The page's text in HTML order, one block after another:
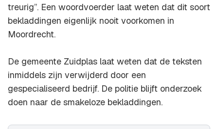
treurig”. Een woordvoerder laat weten dat dit soort
bekladdingen eigenlijk nooit voorkomen in
Moordrecht.
De gemeente Zuidplas laat weten dat de teksten
inmiddels zijn verwijderd door een
gespecialiseerd bedrijf. De politie blijft onderzoek
doen naar de smakeloze bekladdingen.